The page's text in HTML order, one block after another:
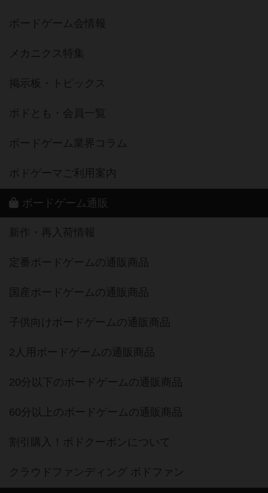
ボードゲーム会情報
メカニクス特集
掲示板・トピックス
ボドとも・会員一覧
ボードゲーム業界コラム
ボドゲーマご利用案内
ボードゲーム通販
新作・再入荷情報
定番ボードゲームの通販商品
国産ボードゲームの通販商品
子供向けボードゲームの通販商品
2人用ボードゲームの通販商品
20分以下のボードゲームの通販商品
60分以上のボードゲームの通販商品
割引購入！ボドクーポンについて
クラウドファンディング ボドファン